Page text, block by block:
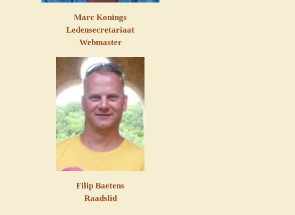
Marc Konings
Ledensecretariaat
Webmaster
Filip Baetens
Raadslid